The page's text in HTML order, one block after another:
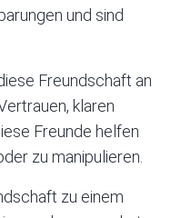
und sind
Freundschaft an
klaren
Freunde helfen
zu manipulieren.
zu einem